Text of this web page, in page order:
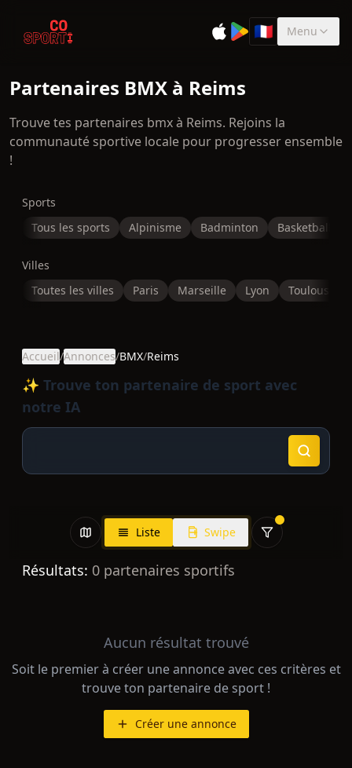
🇫🇷Sélectionner la
Menu
Partenaires BMX à Reims
Trouve tes partenaires bmx à Reims. Rejoins la
communauté sportive locale pour progresser ensemble
!
Sports
Tous les sports
Alpinisme Badminton Basketball
Villes
Toutes les villes
Paris Marseille Lyon Toulouse
Accueil/Annonces/BMX/Reims
✨ Trouve ton partenaire de sport avec
notre IA
Liste Swipe
Résultats: 0 partenaires sportifs
Aucun résultat trouvé
Soit le premier à créer une annonce avec ces critères et
trouve ton partenaire de sport !
Créer une annonce